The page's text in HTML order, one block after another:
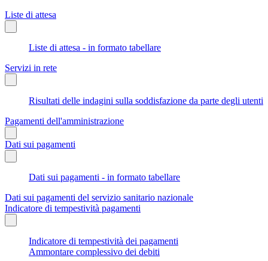
Liste di attesa
Liste di attesa - in formato tabellare
Servizi in rete
Risultati delle indagini sulla soddisfazione da parte degli utenti
Pagamenti dell'amministrazione
Dati sui pagamenti
Dati sui pagamenti - in formato tabellare
Dati sui pagamenti del servizio sanitario nazionale
Indicatore di tempestività pagamenti
Indicatore di tempestività dei pagamenti
Ammontare complessivo dei debiti